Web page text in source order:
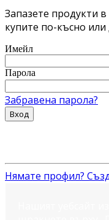
Запазете продукти
купите по-късно или
Имейл
Парола
Забравена парола?
Вход
Нямате профил?